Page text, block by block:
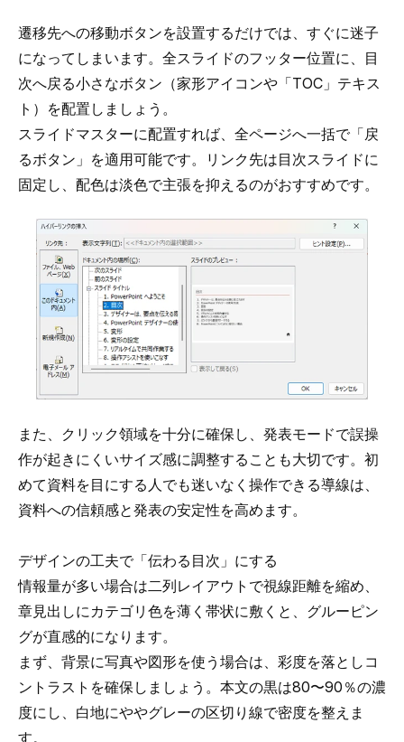
遷移先への移動ボタンを設置するだけでは、すぐに迷子
になってしまいます。全スライドのフッター位置に、目
次へ戻る小さなボタン（家形アイコンや「TOC」テキス
ト）を配置しましょう。
スライドマスターに配置すれば、全ページへ一括で「戻
るボタン」を適用可能です。リンク先は目次スライドに
固定し、配色は淡色で主張を抑えるのがおすすめです。
また、クリック領域を十分に確保し、発表モードで誤操
作が起きにくいサイズ感に調整することも大切です。初
めて資料を目にする人でも迷いなく操作できる導線は、
資料への信頼感と発表の安定性を高めます。
デザインの工夫で「伝わる目次」にする
情報量が多い場合は二列レイアウトで視線距離を縮め、
章見出しにカテゴリ色を薄く帯状に敷くと、グルーピン
グが直感的になります。
まず、背景に写真や図形を使う場合は、彩度を落としコ
ントラストを確保しましょう。本文の黒は80〜90％の濃
度にし、白地にややグレーの区切り線で密度を整えま
す。